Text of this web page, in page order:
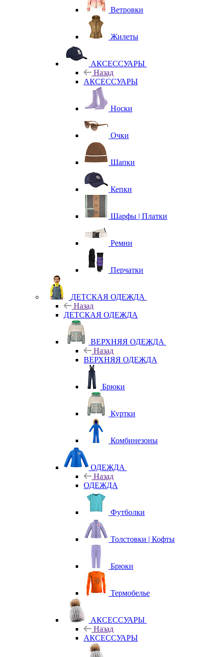
Ветровки
Жилеты
АКСЕССУАРЫ
Назад
АКСЕССУАРЫ
Носки
Очки
Шапки
Кепки
Шарфы | Платки
Ремни
Перчатки
ДЕТСКАЯ ОДЕЖДА
Назад
ДЕТСКАЯ ОДЕЖДА
ВЕРХНЯЯ ОДЕЖДА
Назад
ВЕРХНЯЯ ОДЕЖДА
Брюки
Куртки
Комбинезоны
ОДЕЖДА
Назад
ОДЕЖДА
Футболки
Толстовки | Кофты
Брюки
Термобелье
АКСЕССУАРЫ
Назад
АКСЕССУАРЫ